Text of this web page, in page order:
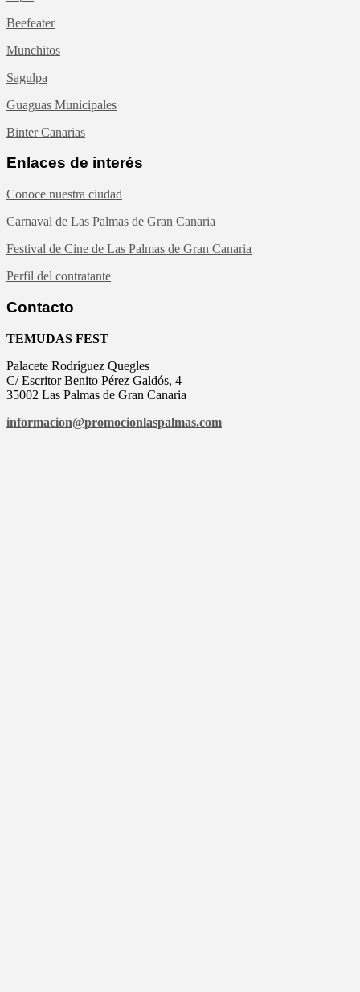
Beefeater
Munchitos
Sagulpa
Guaguas Municipales
Binter Canarias
Enlaces de interés
Conoce nuestra ciudad
Carnaval de Las Palmas de Gran Canaria
Festival de Cine de Las Palmas de Gran Canaria
Perfil del contratante
Contacto
TEMUDAS FEST
Palacete Rodríguez Quegles
C/ Escritor Benito Pérez Galdós, 4
35002 Las Palmas de Gran Canaria
informacion@promocionlaspalmas.com